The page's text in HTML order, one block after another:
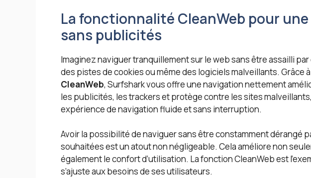
La fonctionnalité CleanWeb pour
sans publicités
Imaginez naviguer tranquillement sur le web sans être assailli
des pistes de cookies ou même des logiciels malveillants. Grâce
CleanWeb, Surfshark vous offre une navigation nettement
les publicités, les trackers et protège contre les sites
expérience de navigation fluide et sans interruption.
Avoir la possibilité de naviguer sans être constamment dérangé
souhaitées est un atout non négligeable. Cela améliore non
également le confort d’utilisation. La fonction CleanWeb est
s’ajuste aux besoins de ses utilisateurs.